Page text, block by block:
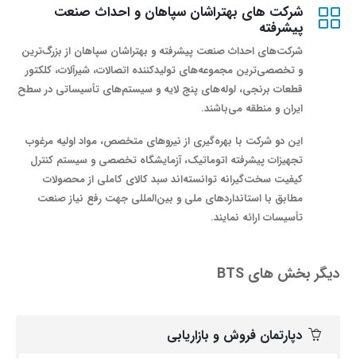
شرکت های بهتراشان سپاهان و احداث صنعت
پیشرفته
شرکت‌های احداث صنعت پیشرفته و بهتراشان سپاهان از بزرگ‌ترین
و تخصصی‌ترین مجموعه‌های تولیدکننده اتصالات، شیرآلات، کلکتور
قطعات برنجی، لوله‌های پنج لایه و سیستم‌های تأسیساتی در سطح
ایران و منطقه می‌باشند.
این دو شرکت با بهره‌گیری از نیروهای متخصص، مواد اولیه مرغوب
تجهیزات پیشرفته اتوماتیک، آزمایشگاه تخصصی و سیستم کنترل
کیفیت سخت‌گیرانه توانسته‌اند سبد کالای کاملی از محصولات
مطابق با استانداردهای ملی و بین‌المللی جهت رفع نیاز صنعت
تأسیسات ارائه نمایند.
دیگر بخش های BTS
دپارتمان فروش و بازاریابی